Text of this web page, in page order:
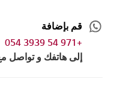
قم بإضافة
+971 54 3939 054
إلى هاتفك و تواصل